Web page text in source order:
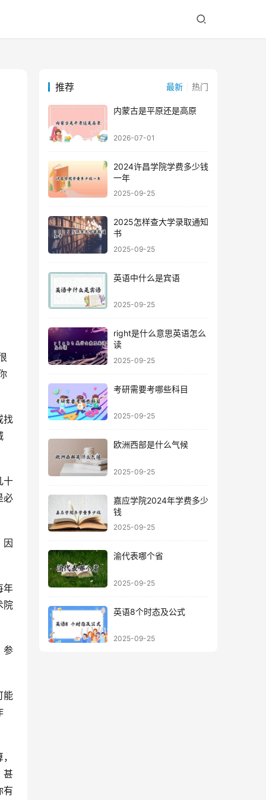
找
十
必
因
年
院
参
能
甚
有
推荐 最新 热门
内蒙古是平原还是高原
2026-07-01
2024许昌学院学费多少钱
一年
2025-09-25
2025怎样查大学录取通知
书
2025-09-25
英语中什么是宾语
2025-09-25
right是什么意思英语怎么
读
2025-09-25
考研需要考哪些科目
2025-09-25
欧洲西部是什么气候
2025-09-25
嘉应学院2024年学费多少
钱
2025-09-25
渝代表哪个省
2025-09-25
英语8个时态及公式
2025-09-25